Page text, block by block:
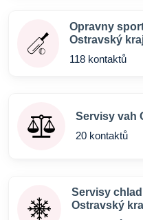
Opravny
Ostravský
118 kontaktů
Servisy vah
20 kontaktů
Servisy
Ostravský